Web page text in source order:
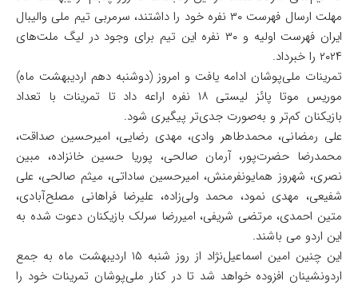
مهلت ارسال فهرست ۳۰ نفره خود را داشتند، سرمربی تیم ملی والیبال
ایران فهرست اولیه و ۳۰ نفره این تیم برای وجود در لیگ ملت‌های
۲۰۲۴ را خبرداد.
تمرینات ملی‌پوشان ادامه یافت و امروز (دوشنبه دهم اردیبهشت ماه)
موریس موتا پائز لیستی ۱۸ نفره اراعه داد تا تمرینات با تعداد
بازیکنان کم‌تر و به‌صورت جدی‌تر پیگیری شود.
علی رمضانی، محمدطاهر وادی، مهدی رضایی، امیرحسین صداقت،
محمدرضا حضرت‌پور، آرمان صالحی، پوریا حسین خانزاده، مبین
نصری، شهروز همایونفرمنش، امیرحسین ساداتی، میثم صالحی، علی
شفیعی، مهدی نمود، محمد ولی‌زاده، علیرضا فراهانی مصلح‌آبادی،
متین احمدی، مرتضی شریفی، امیررضا سرلک بازیکنان دعوت شده به
این اردو می باشند.
این چنین امین اسماعیل‌نژاد از روز شنبه ۱۵ اردیبهشت ماه به جمع
اردونشینان افزوده خواهد شد تا در کنار ملی‌پوشان تمرینات خود را